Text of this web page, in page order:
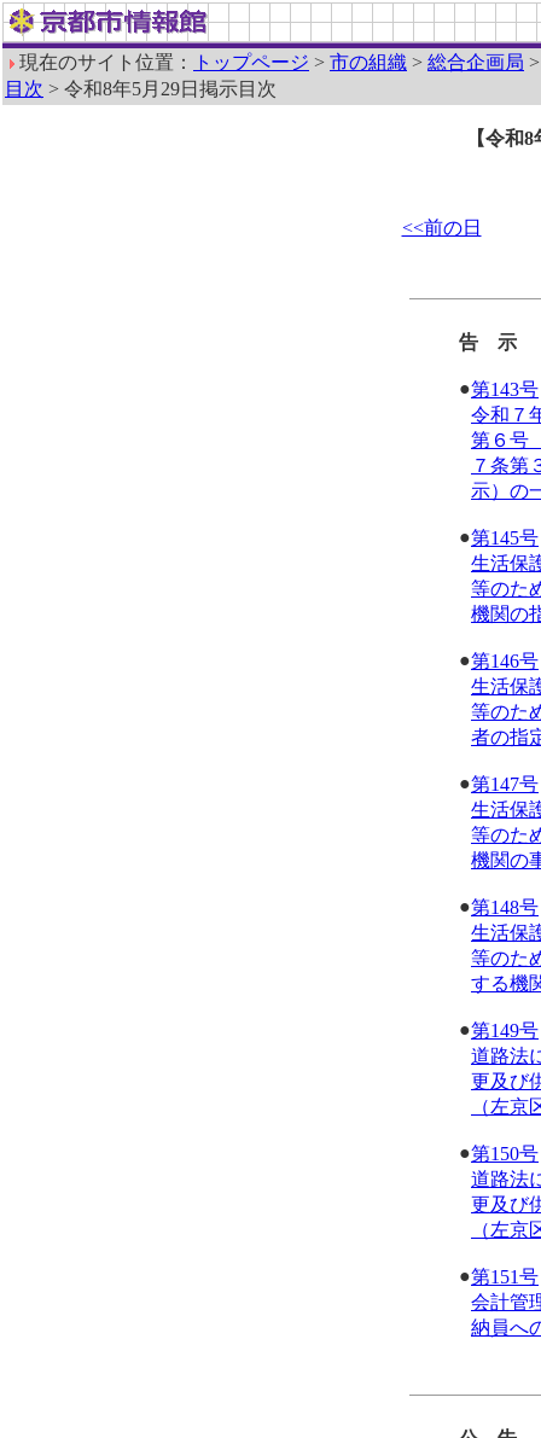
現在のサイト位置： トップページ > 市の組織 > 総合企画局
目次 > 令和8年5月29日掲示目次
【令和
<<前の日
告 示
●第143号
令和７
第６号
７条第
示）の
●第145号
生活保
等のた
機関の
●第146号
生活保
等のた
者の指
●第147号
生活保
等のた
機関の
●第148号
生活保
等のた
する機
●第149号
道路法
更及び
（左
●第150号
道路法
更及び
（左京
●第151号
会計管
納員へ